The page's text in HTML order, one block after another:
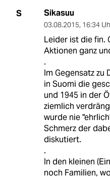
S Sikasuu
03.08.2015, 16:34
Leider ist die fin.
Aktionen ganz
.
Im Gegensatz zu
in Suomi die
und 1945 in der
ziemlich
wurde nie
Schmerz der
diskutiert.
.
In den kleinen
noch Familien,